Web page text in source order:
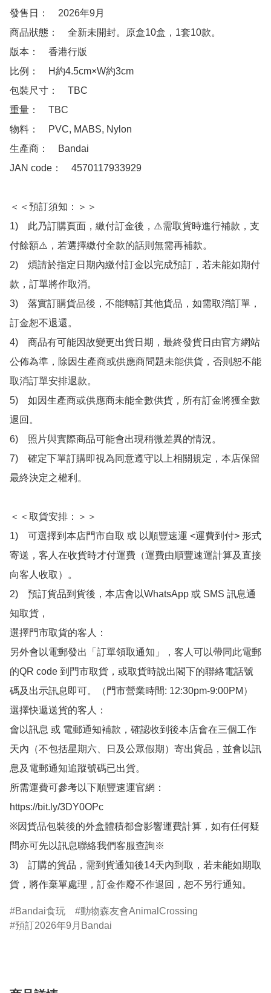
發售日：　2026年9月
商品狀態：　全新未開封。原盒10盒，1套10款。
版本：　香港行版
比例：　H約4.5cm×W約3cm
包裝尺寸：　TBC
重量：　TBC
物料：　PVC, MABS, Nylon
生產商：　Bandai
JAN code：　4570117933929
＜＜預訂須知：＞＞
1)　此乃訂購頁面，繳付訂金後，⚠️需取貨時進行補款，支
付餘額⚠️，若選擇繳付全款的話則無需再補款。
2)　煩請於指定日期內繳付訂金以完成預訂，若未能如期付
款，訂單將作取消。
3)　落實訂購貨品後，不能轉訂其他貨品，如需取消訂單，
訂金恕不退還。
4)　商品有可能因故變更出貨日期，最終發貨日由官方網站
公佈為準，除因生產商或供應商問題未能供貨，否則恕不能
取消訂單安排退款。
5)　如因生產商或供應商未能全數供貨，所有訂金將獲全數
退回。
6)　照片與實際商品可能會出現稍微差異的情況。
7)　確定下單訂購即視為同意遵守以上相關規定，本店保留
最終決定之權利。
＜＜取貨安排：＞＞
1)　可選擇到本店門市自取 或 以順豐速運 <運費到付> 形式
寄送，客人在收貨時才付運費（運費由順豐速運計算及直接
向客人收取）。
2)　預訂貨品到貨後，本店會以WhatsApp 或 SMS 訊息通
知取貨，
選擇門市取貨的客人：
另外會以電郵發出「訂單領取通知」，客人可以帶同此電郵
的QR code 到門市取貨，或取貨時說出閣下的聯絡電話號
碼及出示訊息即可。（門市營業時間: 12:30pm-9:00PM）
選擇快遞送貨的客人：
會以訊息 或 電郵通知補款，確認收到後本店會在三個工作
天內（不包括星期六、日及公眾假期）寄出貨品，並會以訊
息及電郵通知追蹤號碼已出貨。
所需運費可參考以下順豐速運官網：
https://bit.ly/3DY0OPc
※因貨品包裝後的外盒體積都會影響運費計算，如有任何疑
問亦可先以訊息聯絡我們客服查詢※
3)　訂購的貨品，需到貨通知後14天內到取，若未能如期取
貨，將作棄單處理，訂金作廢不作退回，恕不另行通知。
Bandai食玩
動物森友會AnimalCrossing
預訂2026年9月Bandai